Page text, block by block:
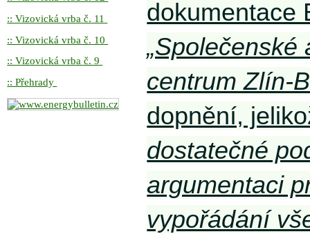
:: Vizovická vrba č. 11
:: Vizovická vrba č. 10
:: Vizovická vrba č. 9
:: Přehrady
dokumentace
„Společenské
centrum Zlín-
dopnění,
dostatečné
argumentaci
vypořádání